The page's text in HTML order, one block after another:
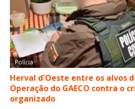
Polícia
Herval d'Oeste entre os alvos
Operação do GAECO contra o
organizado